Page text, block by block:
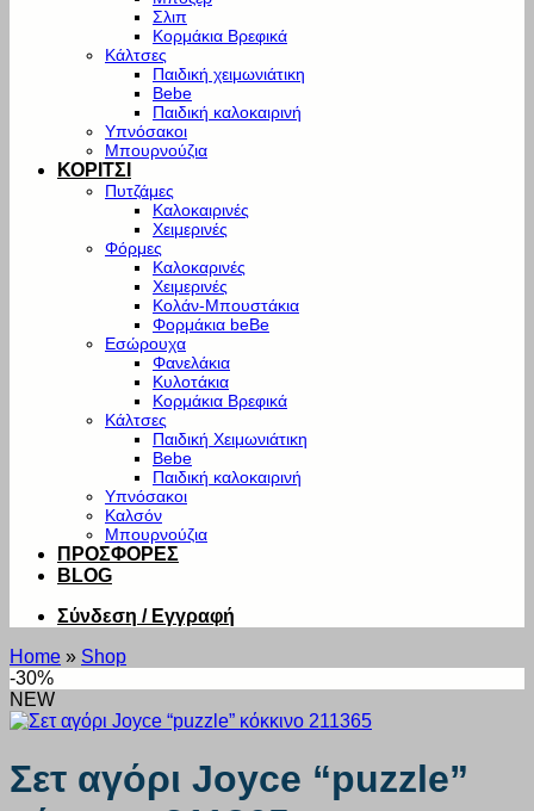
Σλιπ
Κορμάκια Βρεφικά
Κάλτσες
Παιδική χειμωνιάτικη
Bebe
Παιδική καλοκαιρινή
Υπνόσακοι
Μπουρνούζια
ΚΟΡΙΤΣΙ
Πυτζάμες
Καλοκαιρινές
Χειμερινές
Φόρμες
Καλοκαρινές
Χειμερινές
Κολάν-Μπουστάκια
Φορμάκια beBe
Εσώρουχα
Φανελάκια
Κυλοτάκια
Κορμάκια Βρεφικά
Κάλτσες
Παιδική Χειμωνιάτικη
Bebe
Παιδική καλοκαιρινή
Υπνόσακοι
Καλσόν
Μπουρνούζια
ΠΡΟΣΦΟΡΕΣ
BLOG
Σύνδεση / Εγγραφή
Home » Shop
-30%
NEW
Σετ αγόρι Joyce “puzzle”